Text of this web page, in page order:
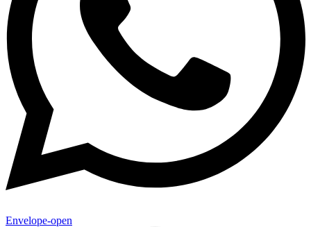
Envelope-open